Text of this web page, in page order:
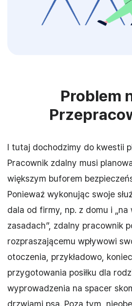
Problem
I tutaj dochodzimy do kwestii
Pracownik zdalny musi
większym buforem
Ponieważ wykonując swoje
dala od firmy, np. z domu i „na
zasadach”, zdalny pracownik
rozpraszającemu wpływowi
otoczenia, przykładowo,
przygotowania posiłku dla
wyprowadzenia na spacer
drzwiami psa. Poza tym,